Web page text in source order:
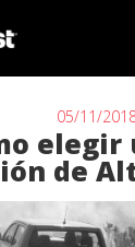
05/11/
de